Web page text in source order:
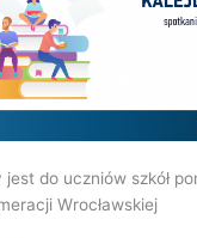
jest do uczniów szkół
Wrocławskiej